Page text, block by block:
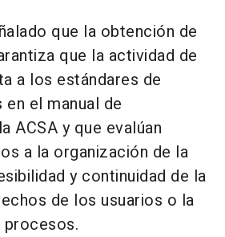
que la obtención de
que la actividad de
a los estándares de
el manual de
ACSA y que evalúan
a la organización de la
y continuidad de la
de los usuarios o la